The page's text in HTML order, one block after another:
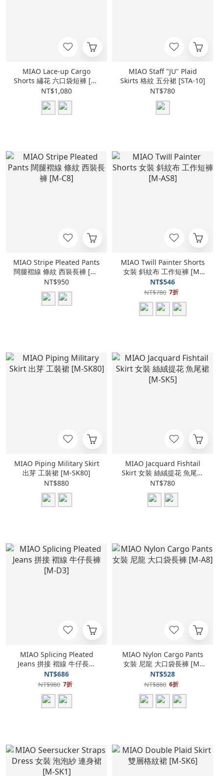
MIAO Lace-up Cargo
Shorts 繡花 六口袋短褲 [M-
SL7]
NT$1,080
MIAO Staff "JU" Plaid
Skirts 格紋 五分裙 [STA-10]
NT$780
MIAO Stripe Pleated Pants
闊腿褶線 條紋 西裝長褲 [M-
C8]
NT$950
MIAO Twill Painter Shorts
女裝 斜紋布 工作短褲 [M-
AS8]
NT$546
NT$780 7折
MIAO Piping Military Skirt
出芽 工裝裙 [M-SK80]
NT$880
MIAO Jacquard Fishtail
Skirt 女裝 絲絨提花 魚尾裙
[M-SK5]
NT$780
MIAO Splicing Pleated
Jeans 拼接 褶線 牛仔長褲
[M-D3]
NT$686
NT$980 7折
MIAO Nylon Cargo Pants
女裝 尼龍 大口袋長褲 [M-
A8]
NT$528
NT$880 6折